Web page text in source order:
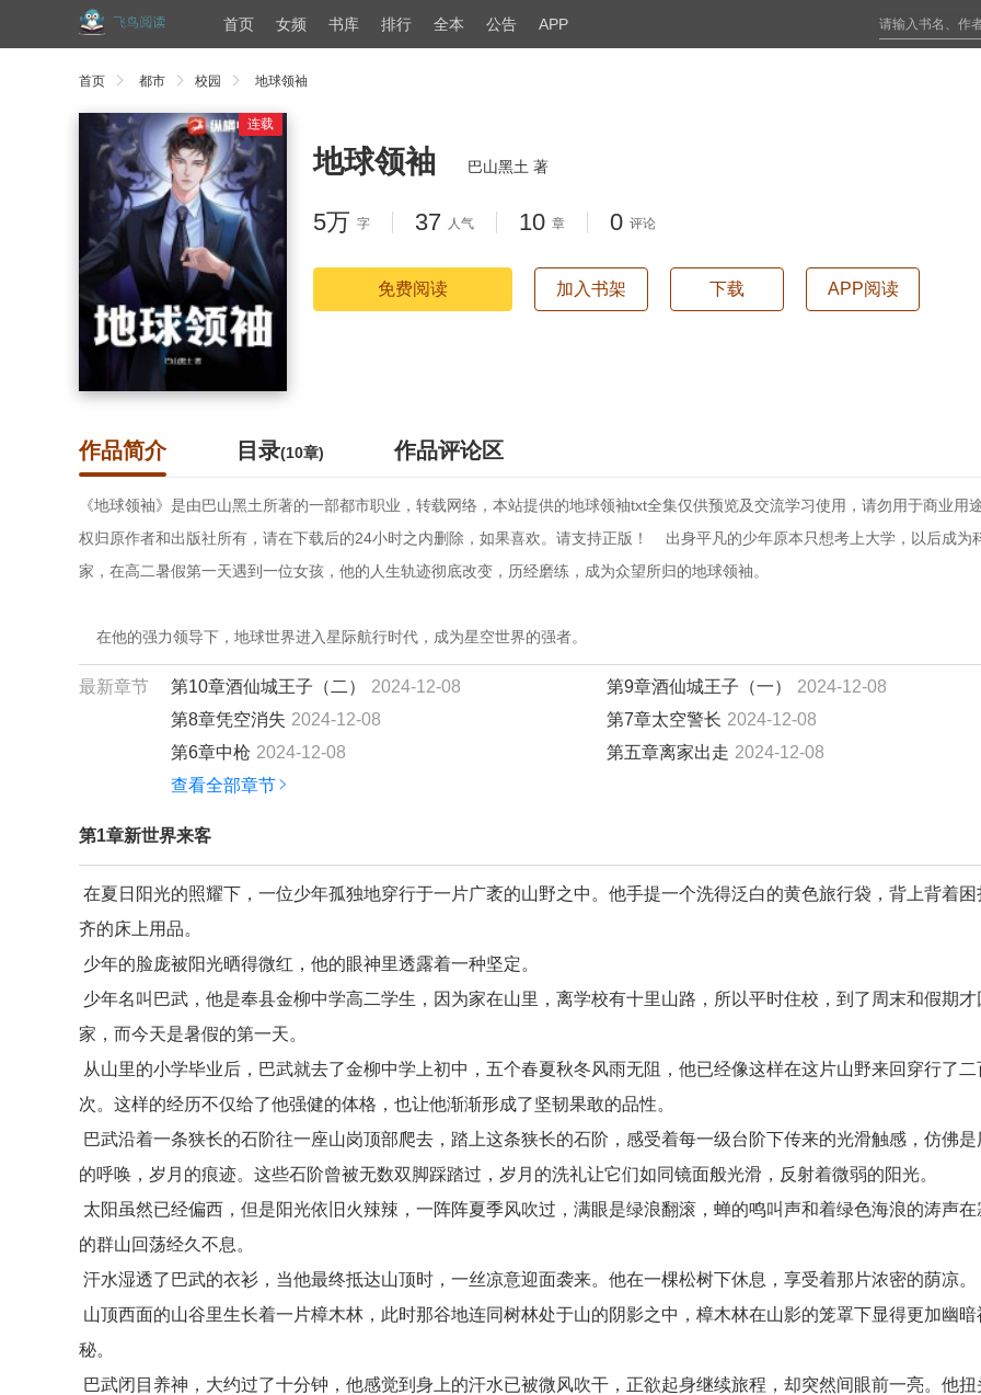
首页 女频 书库 排行 全本 公告 APP
首页 都市 校园 地球领袖
连载
地球领袖 巴山黑土 著
5万 字 37 人气 10 章 0 评论
免费阅读 加入书架 下载 APP阅读
作品简介 目录(10章) 作品评论区
《地球领袖》是由巴山黑土所著的一部都市职业，转载网络，本站提供的地球领袖txt全集仅供预览及交流学习使用，请勿用于商业用
权归原作者和出版社所有，请在下载后的24小时之内删除，如果喜欢。请支持正版！    出身平凡的少年原本只想考上大学，以后成为
家，在高二暑假第一天遇到一位女孩，他的人生轨迹彻底改变，历经磨练，成为众望所归的地球领袖。
在他的强力领导下，地球世界进入星际航行时代，成为星空世界的强者。
最新章节 第10章酒仙城王子（二） 2024-12-08 第9章酒仙城王子（一）
2024-12-08
第8章凭空消失 2024-12-08 第7章太空警长 2024-12-08
第6章中枪 2024-12-08 第五章离家出走 2024-12-08
查看全部章节
第1章新世界来客
在夏日阳光的照耀下，一位少年孤独地穿行于一片广袤的山野之中。他手提一个洗得泛白的黄色旅行袋，背上背着困
齐的床上用品。
少年的脸庞被阳光晒得微红，他的眼神里透露着一种坚定。
少年名叫巴武，他是奉县金柳中学高二学生，因为家在山里，离学校有十里山路，所以平时住校，到了周末和假期才
家，而今天是暑假的第一天。
从山里的小学毕业后，巴武就去了金柳中学上初中，五个春夏秋冬风雨无阻，他已经像这样在这片山野来回穿行了二
次。这样的经历不仅给了他强健的体格，也让他渐渐形成了坚韧果敢的品性。
巴武沿着一条狭长的石阶往一座山岗顶部爬去，踏上这条狭长的石阶，感受着每一级台阶下传来的光滑触感，仿佛是
的呼唤，岁月的痕迹。这些石阶曾被无数双脚踩踏过，岁月的洗礼让它们如同镜面般光滑，反射着微弱的阳光。
太阳虽然已经偏西，但是阳光依旧火辣辣，一阵阵夏季风吹过，满眼是绿浪翻滚，蝉的鸣叫声和着绿色海浪的涛声在
的群山回荡经久不息。
汗水湿透了巴武的衣衫，当他最终抵达山顶时，一丝凉意迎面袭来。他在一棵松树下休息，享受着那片浓密的荫凉。
山顶西面的山谷里生长着一片樟木林，此时那谷地连同树林处于山的阴影之中，樟木林在山影的笼罩下显得更加幽暗
秘。
巴武闭目养神，大约过了十分钟，他感觉到身上的汗水已被微风吹干，正欲起身继续旅程，却突然间眼前一亮。他扭